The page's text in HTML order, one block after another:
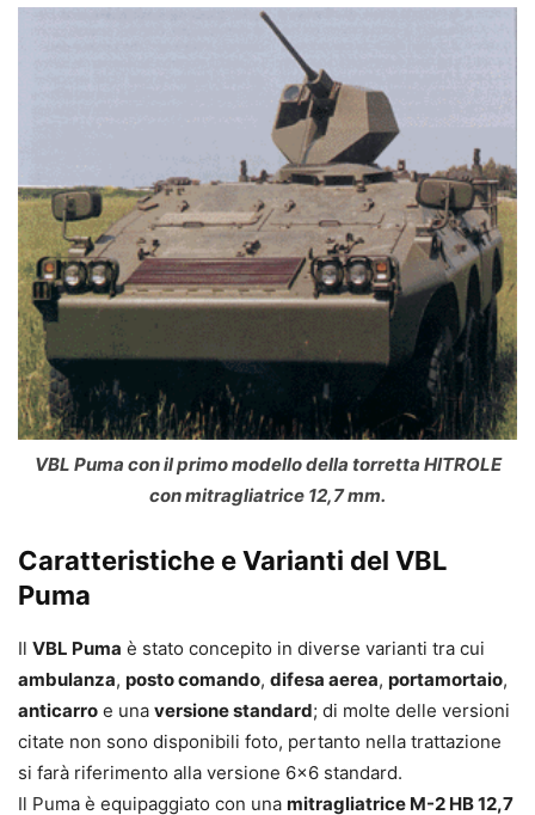
VBL Puma con il primo modello della torretta HITROLE
con mitragliatrice 12,7 mm.
Caratteristiche e Varianti del VBL
Puma
Il VBL Puma è stato concepito in diverse varianti tra cui
ambulanza, posto comando, difesa aerea, portamortaio,
anticarro e una versione standard; di molte delle versioni
citate non sono disponibili foto, pertanto nella trattazione
si farà riferimento alla versione 6×6 standard.
Il Puma è equipaggiato con una mitragliatrice M-2 HB 12,7